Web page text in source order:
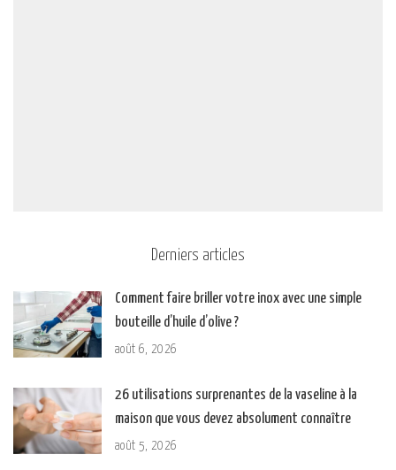
Derniers articles
Comment faire briller votre inox avec une simple
bouteille d’huile d’olive ?
août 6, 2026
26 utilisations surprenantes de la vaseline à la
maison que vous devez absolument connaître
août 5, 2026